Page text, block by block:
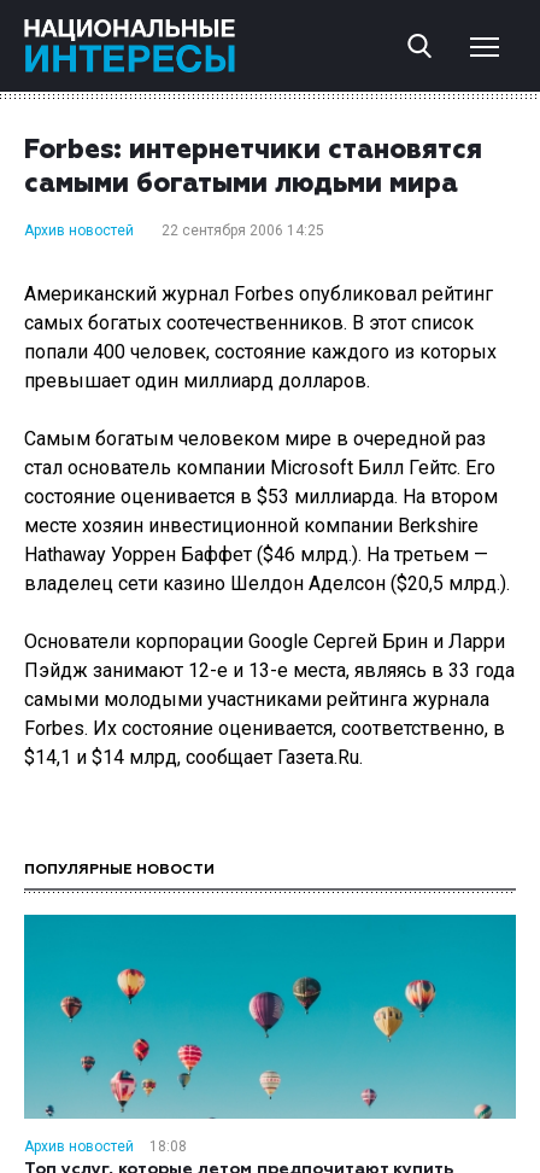
Forbes: интернетчики становятся
самыми богатыми людьми мира
Архив новостей 22 сентября 2006 14:25
Американский журнал Forbes опубликовал рейтинг
самых богатых соотечественников. В этот список
попали 400 человек, состояние каждого из которых
превышает один миллиард долларов.
Самым богатым человеком мире в очередной раз
стал основатель компании Microsoft Билл Гейтс. Его
состояние оценивается в $53 миллиарда. На втором
месте хозяин инвестиционной компании Berkshire
Hathaway Уоррен Баффет ($46 млрд.). На третьем —
владелец сети казино Шелдон Аделсон ($20,5 млрд.).
Основатели корпорации Google Сергей Брин и Ларри
Пэйдж занимают 12-е и 13-е места, являясь в 33 года
самыми молодыми участниками рейтинга журнала
Forbes. Их состояние оценивается, соответственно, в
$14,1 и $14 млрд, сообщает Газета.Ru.
ПОПУЛЯРНЫЕ НОВОСТИ
Архив новостей
18:08
Топ услуг, которые летом предпочитают купить